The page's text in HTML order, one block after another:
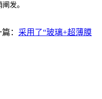
发。
： 采用了“玻璃+超薄膜